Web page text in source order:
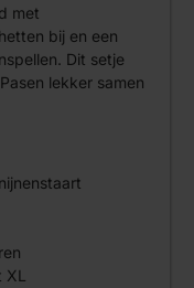
met
bij en een
Dit setje
lekker samen
XL